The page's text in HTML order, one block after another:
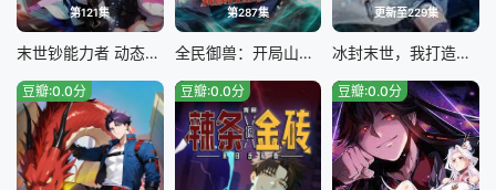
第121集
末世钞能力者 动态漫画
第287集
全民御兽：开局山海经，我横扫全球
更新至229集
冰封末世，我打造完美领地
豆瓣:0.0分 豆瓣:0.0分 豆瓣:0.0分